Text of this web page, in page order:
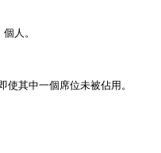
人。
其中一個席位未被佔用。